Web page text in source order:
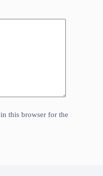
this browser for the